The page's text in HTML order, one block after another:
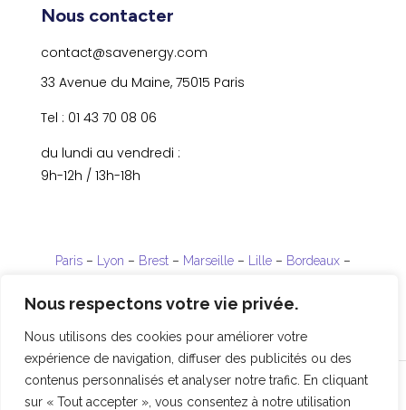
Nous respectons votre vie privée.
Nous utilisons des cookies pour améliorer votre
expérience de navigation, diffuser des publicités ou des
contenus personnalisés et analyser notre trafic. En cliquant
sur « Tout accepter », vous consentez à notre utilisation
Nous contacter
contact@savenergy.com
33 Avenue du Maine, 75015 Paris
Tel : 01 43 70 08 06
du lundi au vendredi :
9h-12h / 13h-18h
Paris– Lyon – Brest– Marseille– Lille– Bordeaux–
La Réunion –Guadeloupe–Guyane
Copyright © 2025 Parenthèse –